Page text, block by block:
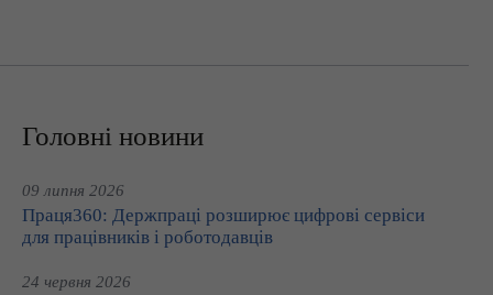
Головні новини
09 липня 2026
Праця360: Держпраці розширює цифрові сервіси
для працівників і роботодавців
24 червня 2026